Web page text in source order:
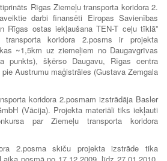
Rīgas Ziemeļu transporta koridora 2.
darbi finansēti Eiropas Savienības
Rīgas ostas iekļaušana TEN-T ceļu tīklā”
koridora 2.posms ir projekta
~1,5km uz ziemeļiem no Daugavgrīvas
punkts), šķērso Daugavu, Rīgas centra
Austrumu maģistrāles (Gustava Zemgala
koridora 2.posmam izstrādāja Basler
(Vācija). Projekta materiāli tiks iekļauti
par Ziemeļu transporta koridora
2.posma skiču projekta izstrāde tika